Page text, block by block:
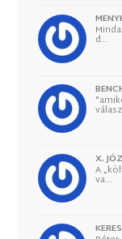
d…
X.
A
va…